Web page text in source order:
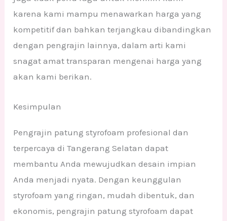
karena kami mampu menawarkan harga yang
kompetitif dan bahkan terjangkau dibandingkan
dengan pengrajin lainnya, dalam arti kami
snagat amat transparan mengenai harga yang
akan kami berikan.
Kesimpulan
Pengrajin patung styrofoam profesional dan
terpercaya di Tangerang Selatan dapat
membantu Anda mewujudkan desain impian
Anda menjadi nyata. Dengan keunggulan
styrofoam yang ringan, mudah dibentuk, dan
ekonomis, pengrajin patung styrofoam dapat